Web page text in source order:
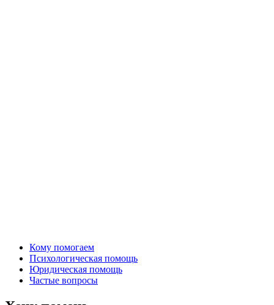
Кому помогаем
Психологическая помощь
Юридическая помощь
Частые вопросы